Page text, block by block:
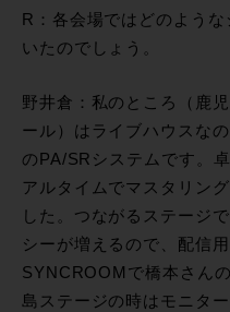
R：各会場ではどのよう
いたのでしょう。
野井倉：私のところ（鹿
ール）はライブハウスな
のPA/SRシステムです。
アルタイムでマスタリン
した。つながるステージ
シーが増えるので、配信
SYNCROOMで橋本さん
島ステージの時はモニタ